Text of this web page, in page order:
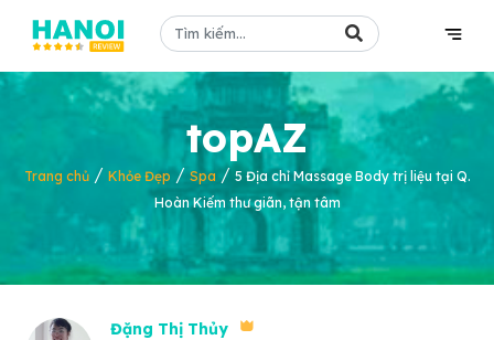
topAZ
Trang chủ/ Khỏe Đẹp / Spa / 5 Địa chỉ Massage Body trị liệu tại Q.
Hoàn Kiếm thư giãn, tận tâm
Đặng Thị Thủy